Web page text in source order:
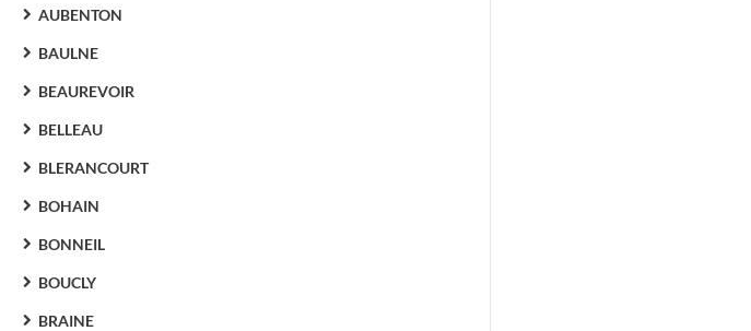
AUBENTON
BAULNE
BEAUREVOIR
BELLEAU
BLERANCOURT
BOHAIN
BONNEIL
BOUCLY
BRAINE